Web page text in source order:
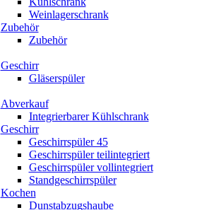
Weinlagerschrank
Zubehör
Zubehör
Geschirr
Gläserspüler
Abverkauf
Integrierbarer Kühlschrank
Geschirr
Geschirrspüler 45
Geschirrspüler teilintegriert
Geschirrspüler vollintegriert
Standgeschirrspüler
Kochen
Dunstabzugshaube